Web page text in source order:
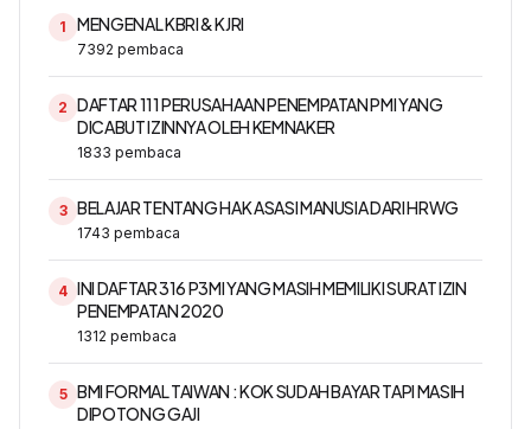
1 MENGENAL KBRI & KJRI
7392 pembaca
2 DAFTAR 111 PERUSAHAAN PENEMPATAN PMI YANG
DICABUT IZINNYA OLEH KEMNAKER
1833 pembaca
3 BELAJAR TENTANG HAK ASASI MANUSIA DARI HRWG
1743 pembaca
4 INI DAFTAR 316 P3MI YANG MASIH MEMILIKI SURAT IZIN
PENEMPATAN 2020
1312 pembaca
5 BMI FORMAL TAIWAN : KOK SUDAH BAYAR TAPI MASIH
DIPOTONG GAJI